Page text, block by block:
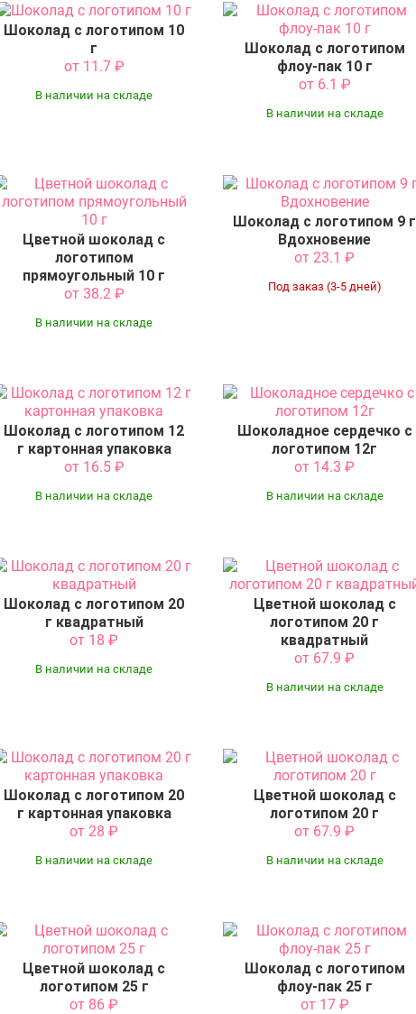
Шоколад с логотипом 10
г
от 11.7 ₽
В наличии на складе
Шоколад с логотипом
флоу-пак 10 г
от 6.1 ₽
В наличии на складе
Цветной шоколад с
логотипом
прямоугольный 10 г
от 38.2 ₽
В наличии на складе
Шоколад с логотипом 9 г
Вдохновение
от 23.1₽
Под заказ (3-5 дней)
Шоколад с логотипом 12
г картонная упаковка
от 16.5 ₽
В наличии на складе
Шоколадное сердечко с
логотипом 12г
от 14.3₽
В наличии на складе
Шоколад с логотипом 20
г квадратный
от 18₽
В наличии на складе
Цветной шоколад с
логотипом 20 г
квадратный
от 67.9₽
В наличии на складе
Шоколад с логотипом 20
г картонная упаковка
от 28₽
В наличии на складе
Цветной шоколад с
логотипом 20 г
от 67.9₽
В наличии на складе
Цветной шоколад с
логотипом 25 г
от 86₽
Шоколад с логотипом
флоу-пак 25 г
от 17 ₽